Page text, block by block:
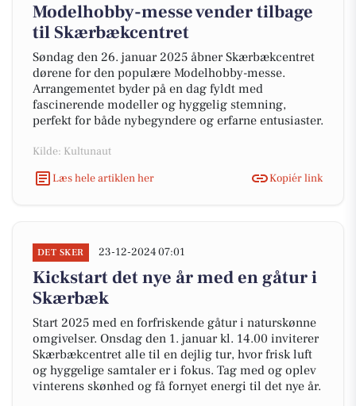
Modelhobby-messe vender tilbage
til Skærbækcentret
Søndag den 26. januar 2025 åbner Skærbækcentret
dørene for den populære Modelhobby-messe.
Arrangementet byder på en dag fyldt med
fascinerende modeller og hyggelig stemning,
perfekt for både nybegyndere og erfarne entusiaster.
Kilde: Kultunaut
Læs hele artiklen her
Kopiér link
DET SKER 23-12-2024 07:01
Kickstart det nye år med en gåtur i
Skærbæk
Start 2025 med en forfriskende gåtur i naturskønne
omgivelser. Onsdag den 1. januar kl. 14.00 inviterer
Skærbækcentret alle til en dejlig tur, hvor frisk luft
og hyggelige samtaler er i fokus. Tag med og oplev
vinterens skønhed og få fornyet energi til det nye år.